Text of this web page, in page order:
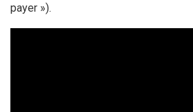
payer »).